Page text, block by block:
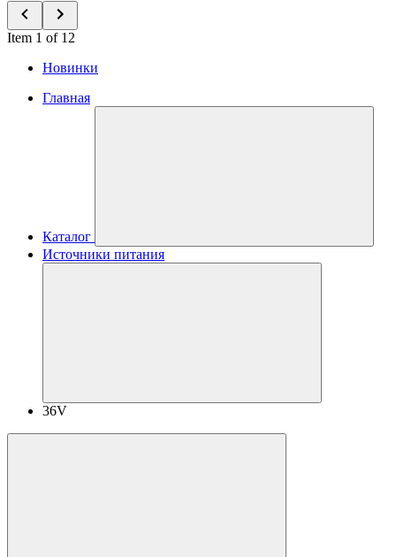
Item 1 of 12
Новинки
Главная
Каталог
Источники питания
36V